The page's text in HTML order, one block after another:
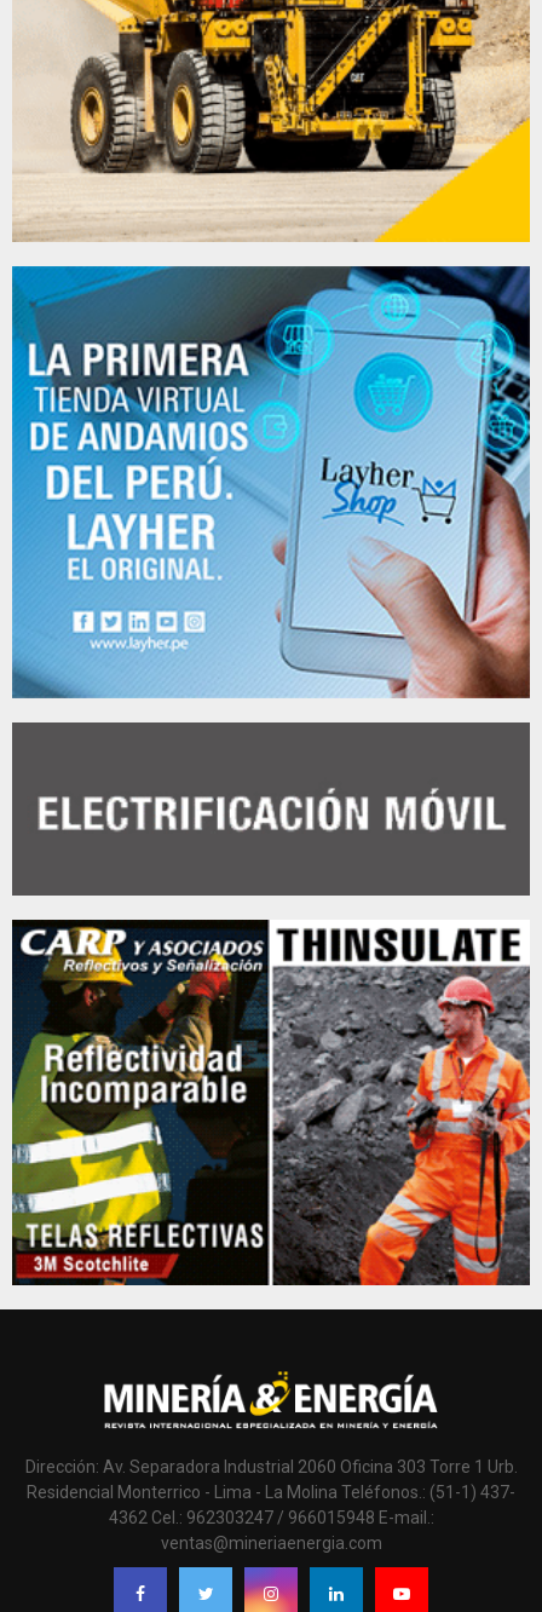
Dirección: Av. Separadora Industrial 2060 Oficina 303 Torre 1 Urb.
Residencial Monterrico - Lima - La Molina Teléfonos.: (51-1) 437-
4362 Cel.: 962303247 / 966015948 E-mail.:
ventas@mineriaenergia.com